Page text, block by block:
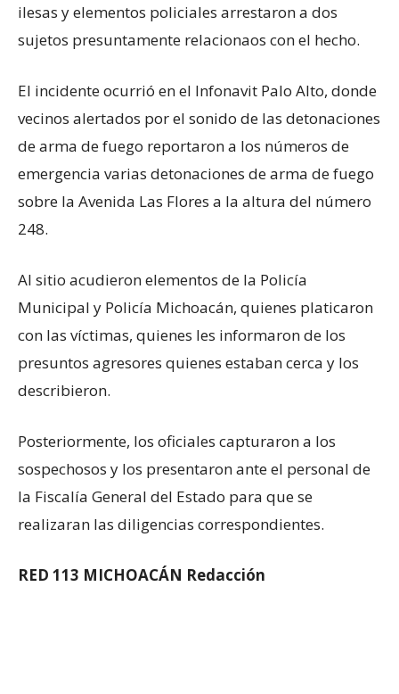
ilesas y elementos policiales arrestaron a dos
sujetos presuntamente relacionaos con el hecho.
El incidente ocurrió en el Infonavit Palo Alto, donde
vecinos alertados por el sonido de las detonaciones
de arma de fuego reportaron a los números de
emergencia varias detonaciones de arma de fuego
sobre la Avenida Las Flores a la altura del número
248.
Al sitio acudieron elementos de la Policía
Municipal y Policía Michoacán, quienes platicaron
con las víctimas, quienes les informaron de los
presuntos agresores quienes estaban cerca y los
describieron.
Posteriormente, los oficiales capturaron a los
sospechosos y los presentaron ante el personal de
la Fiscalía General del Estado para que se
realizaran las diligencias correspondientes.
RED 113 MICHOACÁN Redacción